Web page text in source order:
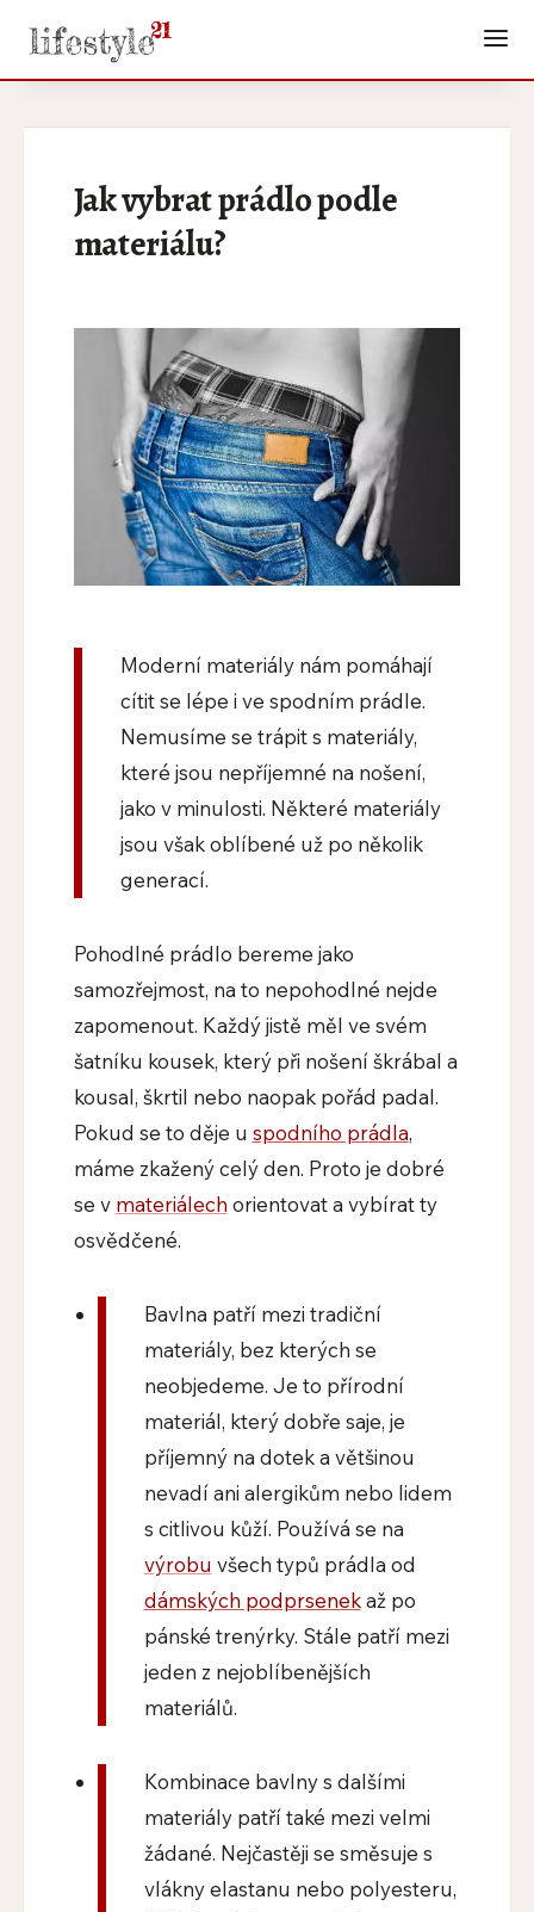
Jak vybrat prádlo podle
materiálu?
Moderní materiály nám pomáhají
cítit se lépe i ve spodním prádle.
Nemusíme se trápit s materiály,
které jsou nepříjemné na nošení,
jako v minulosti. Některé materiály
jsou však oblíbené už po několik
generací.
Pohodlné prádlo bereme jako
samozřejmost, na to nepohodlné nejde
zapomenout. Každý jistě měl ve svém
šatníku kousek, který při nošení škrábal a
kousal, škrtil nebo naopak pořád padal.
Pokud se to děje u spodního prádla,
máme zkažený celý den. Proto je dobré
se v materiálech orientovat a vybírat ty
osvědčené.
Bavlna patří mezi tradiční
materiály, bez kterých se
neobjedeme. Je to přírodní
materiál, který dobře saje, je
příjemný na dotek a většinou
nevadí ani alergikům nebo lidem
s citlivou kůží. Používá se na
výrobu všech typů prádla od
dámských podprsenekaž po
pánské trenýrky. Stále patří mezi
jeden z nejoblíbenějších
materiálů.
Kombinace bavlny s dalšími
materiály patří také mezi velmi
žádané. Nejčastěji se směsuje s
vlákny elastanu nebo polyesteru,